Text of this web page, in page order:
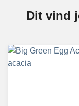
Dit vind